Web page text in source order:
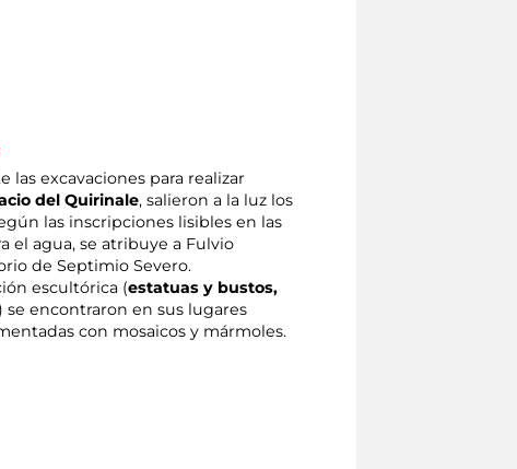
las excavaciones para realizar
del Quirinale, salieron a la luz los
las inscripciones lisibles en las
el agua, se atribuye a Fulvio
de Septimio Severo.
escultórica (estatuas y bustos,
se encontraron en sus lugares
con mosaicos y mármoles.